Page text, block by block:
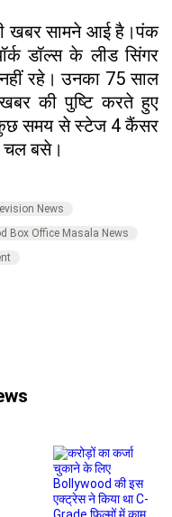
खबर सामने आई है।पंक
डॉल्स के लीड सिंगर
रहे। उनका 75 साल
की पुष्टि करते हुए
कुछ समय से स्टेज 4 कैंसर
चल बसे।
News
Box Office Masala News